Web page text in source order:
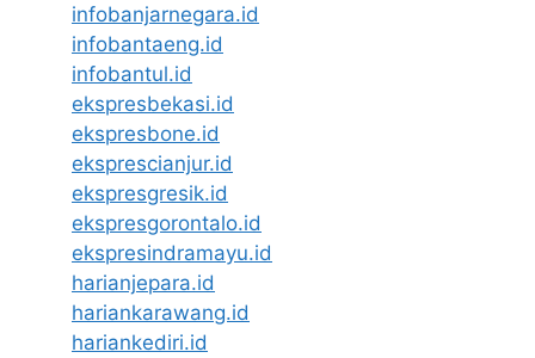
infobanjarnegara.id
infobantaeng.id
infobantul.id
ekspresbekasi.id
ekspresbone.id
eksprescianjur.id
ekspresgresik.id
ekspresgorontalo.id
ekspresindramayu.id
harianjepara.id
hariankarawang.id
hariankediri.id